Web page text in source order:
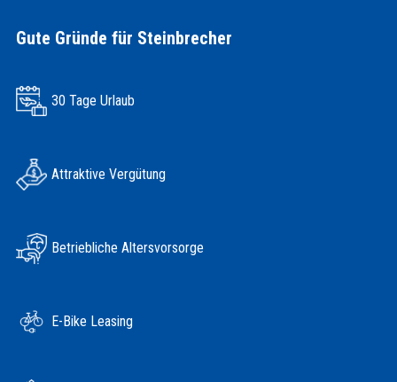
Gute Gründe für Steinbrecher
30 Tage Urlaub
Attraktive Vergütung
Betriebliche Altersvorsorge
E-Bike Leasing